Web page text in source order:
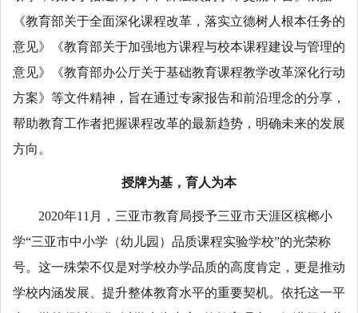
《教育部关于全面深化课程改革，落实立德树人根本任务的
意见》《教育部关于加强地方课程与校本课程建设与管理的
意见》《教育部办公厅关于基础教育课程教学改革深化行动
方案》等文件精神，旨在通过专家报告和前沿理念的分享，
帮助教育工作者把握课程改革的最新趋势，明确未来的发展
方向。
授牌为基，育人为本
2020年11月，三亚市教育局授予三亚市天涯区槟榔小
学“三亚市中小学（幼儿园）品质课程实验学校”的光荣称
号。这一殊荣不仅是对学校办学品质的高度肯定，更是推动
学校内涵发展、提升整体教育水平的重要契机。依托这一平